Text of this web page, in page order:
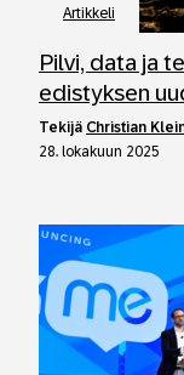
Artikkeli
Pilvi, data ja
edistyksen
tekijä Christian
28. lokakuun 2025